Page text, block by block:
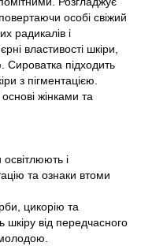
особі свіжий
радикалів і
властивості шкіри,
Сироватка підходить
з пігментацією.
жінками та
і
та ознаки втоми
цикорію та
від передчасного
молодою.